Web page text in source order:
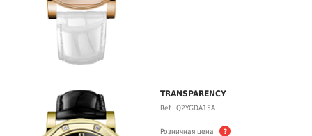
TRANSPARENCY
Ref.: Q2YGDA15A
Розничная цена ?